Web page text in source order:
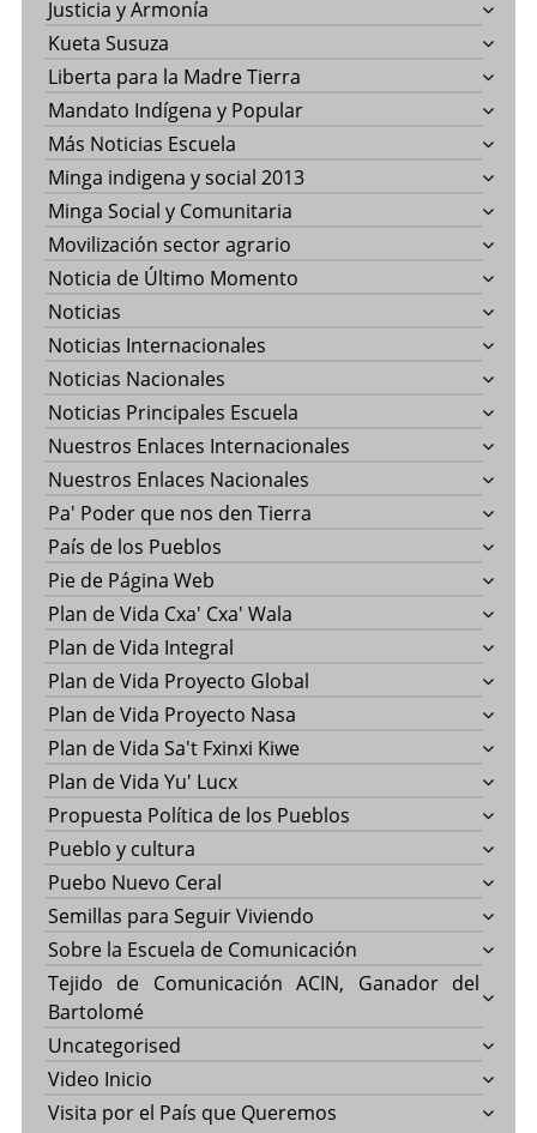
Justicia y Armonía
Kueta Susuza
Liberta para la Madre Tierra
Mandato Indígena y Popular
Más Noticias Escuela
Minga indigena y social 2013
Minga Social y Comunitaria
Movilización sector agrario
Noticia de Último Momento
Noticias
Noticias Internacionales
Noticias Nacionales
Noticias Principales Escuela
Nuestros Enlaces Internacionales
Nuestros Enlaces Nacionales
Pa' Poder que nos den Tierra
País de los Pueblos
Pie de Página Web
Plan de Vida Cxa' Cxa' Wala
Plan de Vida Integral
Plan de Vida Proyecto Global
Plan de Vida Proyecto Nasa
Plan de Vida Sa't Fxinxi Kiwe
Plan de Vida Yu' Lucx
Propuesta Política de los Pueblos
Pueblo y cultura
Puebo Nuevo Ceral
Semillas para Seguir Viviendo
Sobre la Escuela de Comunicación
Tejido de Comunicación ACIN, Ganador del
Bartolomé
Uncategorised
Video Inicio
Visita por el País que Queremos